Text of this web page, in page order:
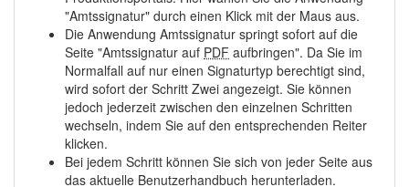
"Amtssignatur" durch einen Klick mit der Maus aus.
Die Anwendung Amtssignatur springt sofort auf die
Seite "Amtssignatur auf PDF aufbringen". Da Sie im
Normalfall auf nur einen Signaturtyp berechtigt sind,
wird sofort der Schritt Zwei angezeigt. Sie können
jedoch jederzeit zwischen den einzelnen Schritten
wechseln, indem Sie auf den entsprechenden Reiter
klicken.
Bei jedem Schritt können Sie sich von jeder Seite aus
das aktuelle Benutzerhandbuch herunterladen.